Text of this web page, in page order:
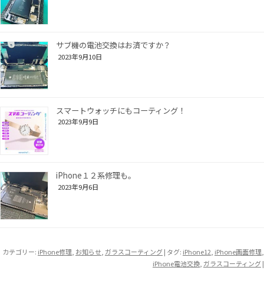
サブ機の電池交換はお済ですか？
2023年9月10日
スマートウォッチにもコーティング！
2023年9月9日
iPhone１２系修理も。
2023年9月6日
カテゴリー: iPhone修理 お知らせ ガラスコーティング| タグ: iPhone12 iPhone画面修理
iPhone電池交換 ガラスコーティング|